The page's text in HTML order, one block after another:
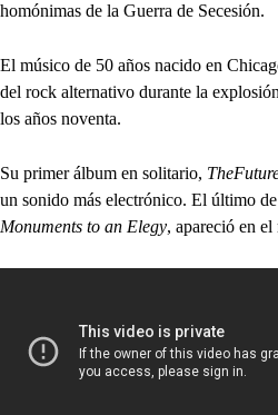
homónimas de la Guerra de Secesión.
El músico de 50 años nacido en
del rock alternativo durante la
los años noventa.
Su primer álbum en solitario,
un sonido más electrónico. El último de
Monuments to an Elegy, apareció en